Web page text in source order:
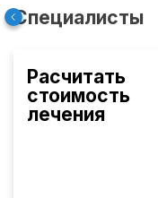
Специалисты
Расчитать
стоимость
лечения